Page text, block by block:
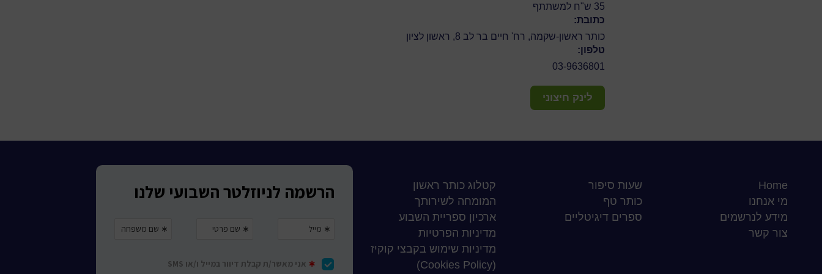
35 ש"ח למשתתף
כתובת:
כותר ראשון-שקמה, רח' חיים בר לב 8, ראשון לציון
טלפון:
03-9636801
לינק חיצוני
Home
מי אנחנו
מידע לנרשמים
צור קשר
שעות סיפור
כותר טף
ספרים דיגיטליים
קטלוג כותר ראשון
המומחה לשירותך
ארכיון ספריית השבוע
מדיניות הפרטיות
מדיניות שימוש בקבצי קוקיז
(Cookies Policy)